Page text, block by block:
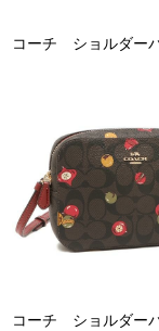
コーチ ショルダー
コーチ ショルダー